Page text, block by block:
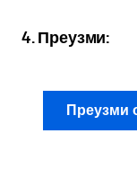
4. Преузми:
Преузми